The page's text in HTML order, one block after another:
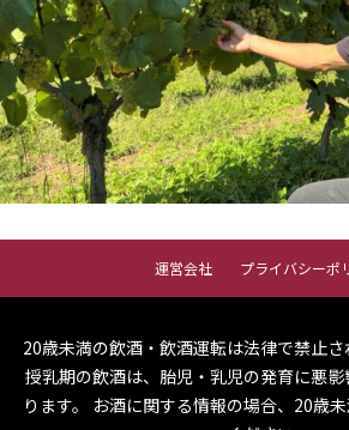
運営会社 プライバシーポ
20歳未満の飲酒・飲酒運転は法律で禁止さ
授乳期の飲酒は、胎児・乳児の発育に悪
ります。
お酒に関する情報の場合、20歳